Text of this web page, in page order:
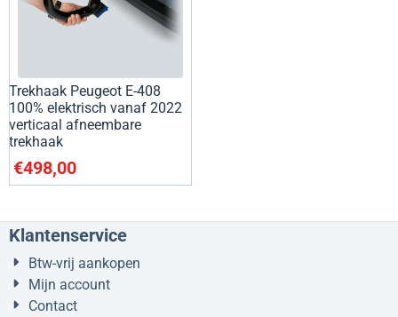
Trekhaak Peugeot E-408
100% elektrisch vanaf 2022
verticaal afneembare
trekhaak
€498,00
Klantenservice
Btw-vrij aankopen
Mijn account
Contact